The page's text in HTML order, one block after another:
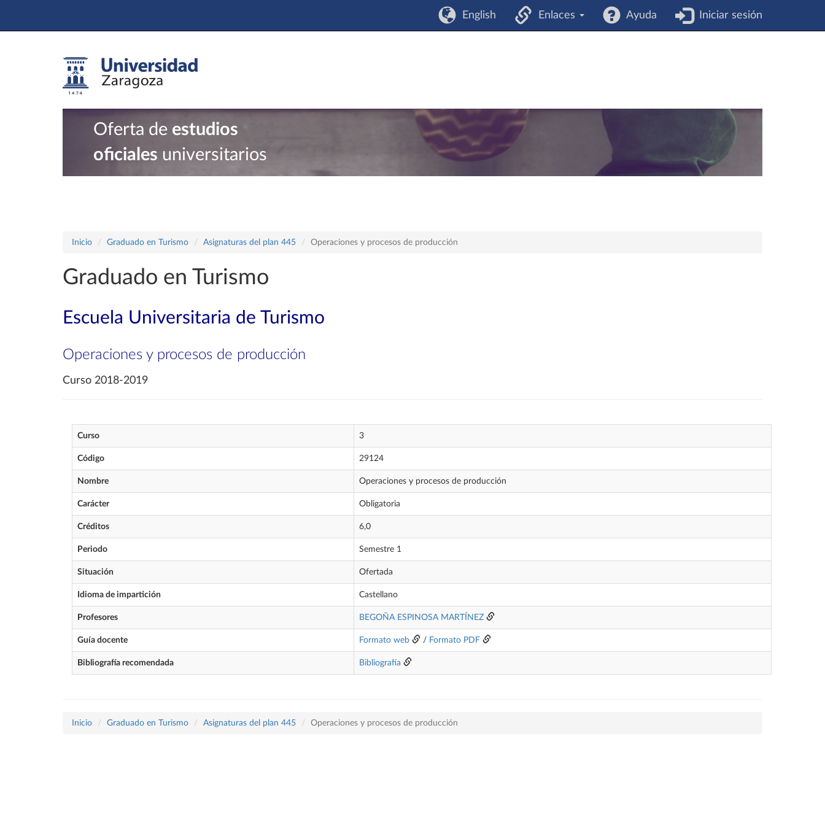
English Enlaces Ayuda Iniciar sesión
Oferta de estudios
oficiales universitarios
Inicio Graduado en Turismo Asignaturas del plan 445 Operaciones y procesos de producción
Graduado en Turismo
Escuela Universitaria de Turismo
Operaciones y procesos de producción
Curso 2018-2019
Curso 3
Código 29124
Nombre Operaciones y procesos de producción
Carácter Obligatoria
Créditos 6,0
Periodo Semestre 1
Situación Ofertada
Idioma de impartición Castellano
Profesores BEGOÑA ESPINOSA MARTÍNEZ
Guía docente Formato web / Formato PDF
Bibliografía recomendada Bibliografía
Inicio Graduado en Turismo Asignaturas del plan 445 Operaciones y procesos de producción